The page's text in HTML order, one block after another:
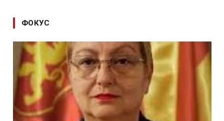
ФОКУС